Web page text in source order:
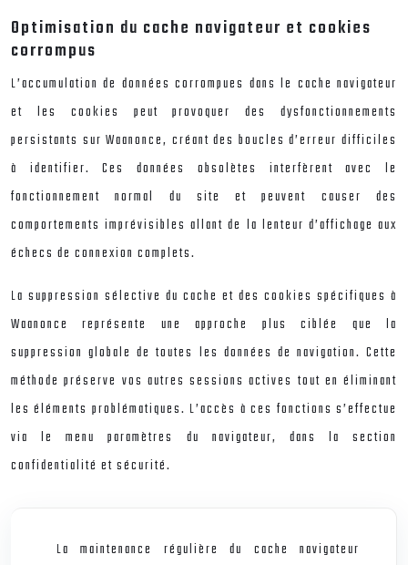
Optimisation du cache navigateur et cookies
corrompus
L’accumulation de données corrompues dans le cache navigateur
et les cookies peut provoquer des dysfonctionnements
persistants sur Waanonce, créant des boucles d’erreur difficiles
à identifier. Ces données obsolètes interfèrent avec le
fonctionnement normal du site et peuvent causer des
comportements imprévisibles allant de la lenteur d’affichage aux
échecs de connexion complets.
La suppression sélective du cache et des cookies spécifiques à
Waanonce représente une approche plus ciblée que la
suppression globale de toutes les données de navigation. Cette
méthode préserve vos autres sessions actives tout en éliminant
les éléments problématiques. L’accès à ces fonctions s’effectue
via le menu paramètres du navigateur, dans la section
confidentialité et sécurité.
La maintenance régulière du cache navigateur